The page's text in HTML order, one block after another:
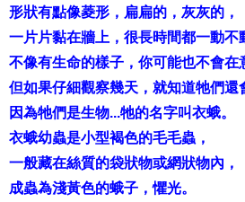
形狀有點像菱形，扁扁的，灰灰的，
一片片黏在牆上，很長時間都一動不
不像有生命的樣子，你可能也不會在
但如果仔細觀察幾天，就知道牠們還
因為牠們是生物...牠的名字叫衣蛾。
衣蛾幼蟲是小型褐色的毛毛蟲，
一般藏在絲質的袋狀物或網狀物內，
成蟲為淺黃色的蛾子，懼光。